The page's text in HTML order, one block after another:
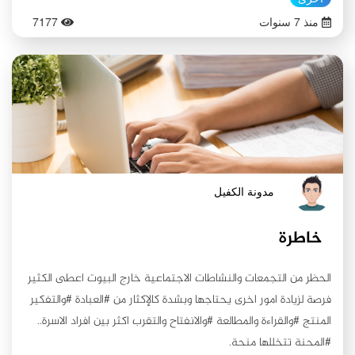
أسبابها وظروفها وواقعها الموضوعي ونتائجها التي لا نستطيع الالمام
بها في هذه الأسطر، ورعاية للاختصار سنقف على أهم ما تميز به
الخطاب الحسيني في يوم عاشوراء فقط، لأنه اليوم الذي ترجم
بوضوح كل محطات الخطاب الحسيني وأهدافه. ولعل أول وأهم
مفردات منهج الخطاب الحسيني في يوم عاشوراء هي التوكل على
الله والالتجاء إليه، فقد روي عن الإمام السجاد (عليه السلام) :( لما
أصبحت الخيل تُقبل على الحسين (عليه السلام) رفع يديه وقال :اللهم
أنت ثقتي في كل كرب ، ورجائي في كل شدة ، وأنت لي في كل أمر
نزل بي ثقة وعدة ، كممن كرب يضعف عنه الفؤاد ، وتقلّ فيه الحيلة ،
ويخذل فيه الصديق ، ويشمت فيه العدو ،أنزلتُه بك وشكوته إليك ،
تعالى هدفاً وسلوكا ًوغاية ووسيلة من خلال التوجه والخضوع لله تعالى
والدعاء بنفس الكيفية في حالة السراء والضراء مما تعزِّز من الارتباط
بالله تعالى والتسليم المطلق لحكمه وإرادته. وبدأ الخطاب الحسيني
منذ 7 سنوات
7177
مدونة الكفيل
خاطرة
الحظر من التجمعات والنشاطات الاجتماعية خارج البيوت اعطى الكثير
فرصة لزيادة امور اخرى يحتاجها وبشدة كالإكثار من #العبادة #والتفكير
المنتج #والقراءة والمطالعة #والانفتاح والتقرب اكثر بين افراد الاسرة..
#المحنة تتخللها منحة.